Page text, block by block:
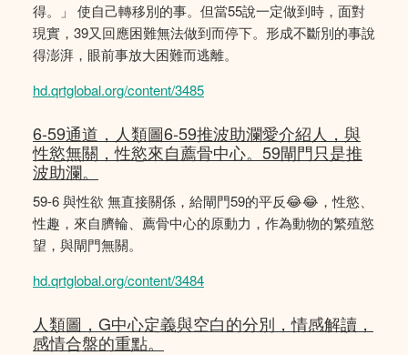
得。」 使自己轉移別的事。但當55說一定做到時，面對
現實，39又回應困難無法做到而停下。形成不斷別的事說
得澎湃，眼前事放大困難而逃離。
hd.qrtglobal.org/content/3485
6-59通道，人類圖6-59推波助瀾愛介紹人，與
性慾無關，性慾來自薦骨中心。59閘門只是推
波助瀾。
59-6 與性欲 無直接關係，給閘門59的平反😂😂，性慾、
性趣，來自臍輪、薦骨中心的原動力，作為動物的繁殖慾
望，與閘門無關。
hd.qrtglobal.org/content/3484
人類圖，G中心定義與空白的分別，情感解讀，
感情合盤的重點。